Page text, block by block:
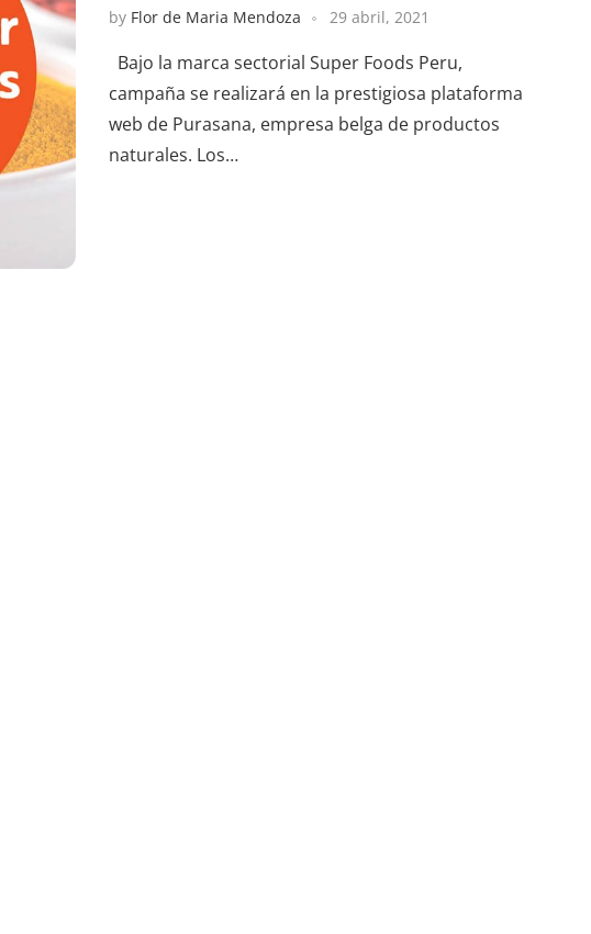
by Flor de Maria Mendoza 29 abril, 2021
Bajo la marca sectorial Super Foods Peru,
campaña se realizará en la prestigiosa plataforma
web de Purasana, empresa belga de productos
naturales. Los…